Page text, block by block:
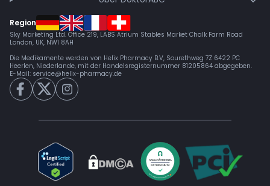
Region
Sky Marketing Ltd. Office 219, LABS Atrium Stables Market Chalk Farm Road
London, UK, NW1 8AH
Die Medikamente werden von Helix Pharmacy B.V, Sourethweg 7Z 6422 PC
Heerlen, Niederlande, mit der Handelsregisternummer 81205864 abgegeben.
E-Mail: service@helix-pharmacy.de